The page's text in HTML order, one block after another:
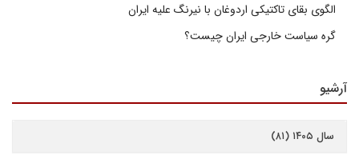
الگوی بقای تاکتیکی اردوغان با نیرنگ علیه ایران
گره سیاست خارجی ایران چیست؟
آرشیو
سال ۱۴۰۵ (۸۱)